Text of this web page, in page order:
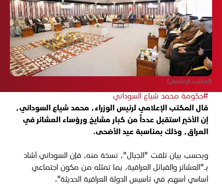
(المكتب الإعلامي)
#حكومة محمد شياع السوداني
قال المكتب الإعلامي لرئيس الوزراء، محمد شياع السوداني،
إن الأخير استقبل عدداً من كبار مشايخ ورؤساء العشائر في
العراق، وذلك بمناسبة عيد الأضحى.
وبحسب بيان تلقت "الجبال"، نسخة منه، فإن السوداني أشاد
بـ"العشائر والقبائل العراقية، بما تمثله من مكون اجتماعي
أساسي أسهم في تأسيس الدولة العراقية الحديثة".